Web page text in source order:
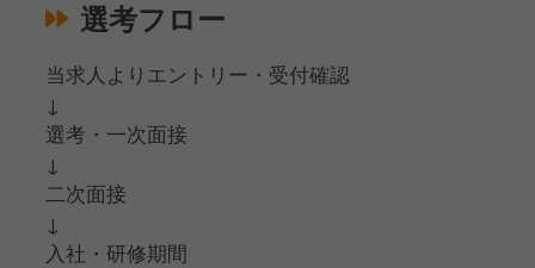
選考フロー
当求人よりエントリー・受付確認
↓
選考・一次面接
↓
二次面接
↓
入社・研修期間